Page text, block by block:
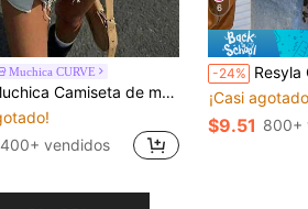
Muchica CURVE
de manga corta holgada con hombros descubiertos, estampado minimalista con patrón de camuflaje de ramas, estilo callejero, casual para mujer, talla grande
400+ vendidos
6
-24% Resyla Camiseta de manga larga con
¡Casi
$9.51 800+